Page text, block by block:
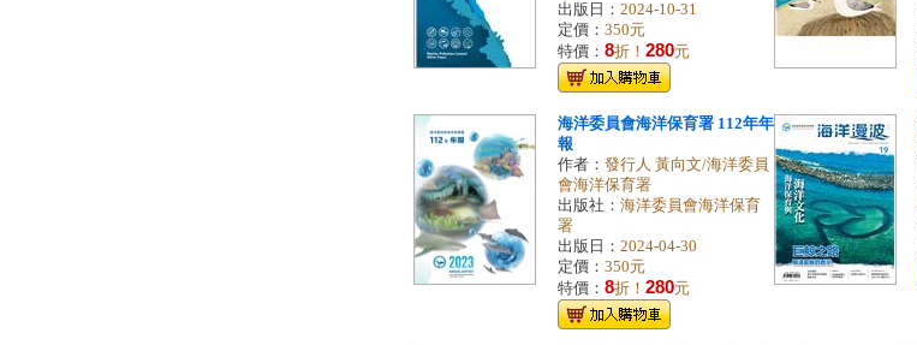
出版日： 2024-10-31
定價： 350元
特價： 8折！ 280元
海洋委員會海洋保育署 112年年
報
作者： 發行人 黃向文/海洋委員
會海洋保育署
出版社： 海洋委員會海洋保育
署
出版日： 2024-04-30
定價： 350元
特價： 8折！ 280元